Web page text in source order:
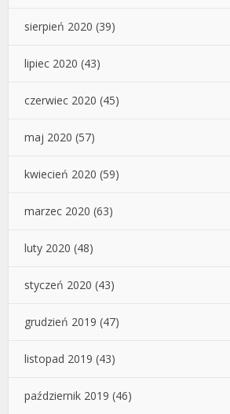
sierpień 2020 (39)
lipiec 2020 (43)
czerwiec 2020 (45)
maj 2020 (57)
kwiecień 2020 (59)
marzec 2020 (63)
luty 2020 (48)
styczeń 2020 (43)
grudzień 2019 (47)
listopad 2019 (43)
październik 2019 (46)